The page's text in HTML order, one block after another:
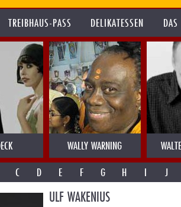
TREIBHAUS-PASS DELIKATESSEN
WALLY WARNING
C D E F G H I J
ULF WAKENIUS